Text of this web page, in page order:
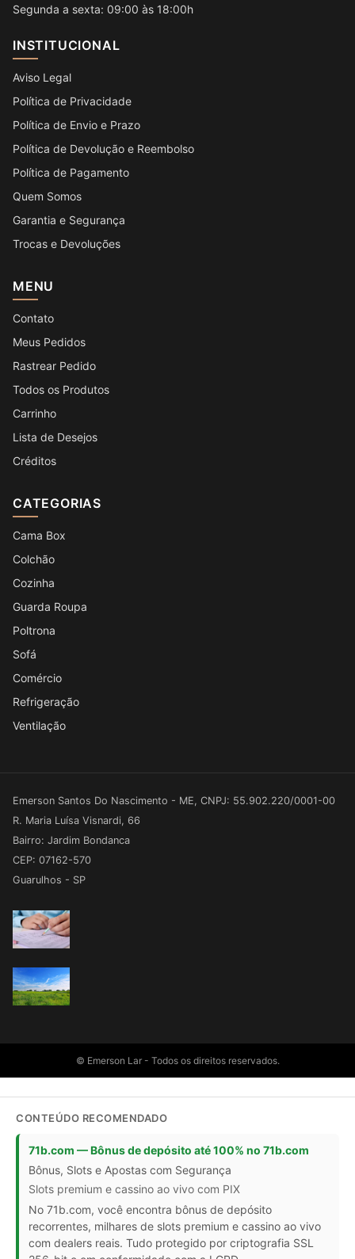
Segunda a sexta: 09:00 às 18:00h
INSTITUCIONAL
Aviso Legal
Política de Privacidade
Política de Envio e Prazo
Política de Devolução e Reembolso
Política de Pagamento
Quem Somos
Garantia e Segurança
Trocas e Devoluções
MENU
Contato
Meus Pedidos
Rastrear Pedido
Todos os Produtos
Carrinho
Lista de Desejos
Créditos
CATEGORIAS
Cama Box
Colchão
Cozinha
Guarda Roupa
Poltrona
Sofá
Comércio
Refrigeração
Ventilação
Emerson Santos Do Nascimento - ME, CNPJ: 55.902.220/0001-00
R. Maria Luísa Visnardi, 66
Bairro: Jardim Bondanca
CEP: 07162-570
Guarulhos - SP
© Emerson Lar - Todos os direitos reservados.
CONTEÚDO RECOMENDADO
71b.com — Bônus de depósito até 100% no 71b.com
Bônus, Slots e Apostas com Segurança
Slots premium e cassino ao vivo com PIX
No 71b.com, você encontra bônus de depósito
recorrentes, milhares de slots premium e cassino ao vivo
com dealers reais. Tudo protegido por criptografia SSL